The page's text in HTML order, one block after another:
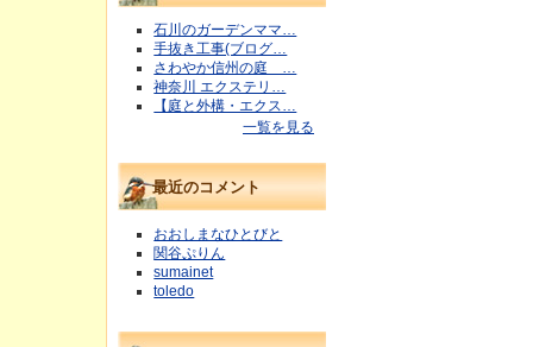
石川のガーデンママ…
手抜き工事(ブログ…
さわやか信州の庭 …
神奈川 エクステリ…
【庭と外構・エクス…
一覧を見る
最近のコメント
おおしまなひとびと
関谷ぷりん
sumainet
toledo